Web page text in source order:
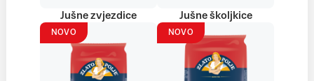
Jušne zvjezdice Jušne školjkice
NOVO NOVO